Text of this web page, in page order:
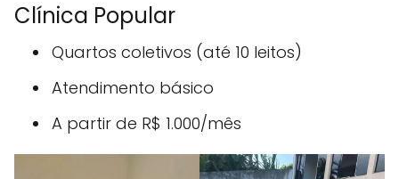
Clínica Popular
Quartos coletivos (até 10 leitos)
Atendimento básico
A partir de R$ 1.000/mês